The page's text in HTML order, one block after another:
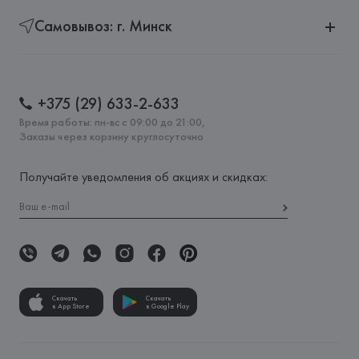
Самовывоз: г. Минск
+375 (29) 633-2-633
Время работы: пн-вс с 09:00 до 21:00,
Заказы через корзину круглосуточно
Получайте уведомления об акциях и скидках:
Скачать
в App Store
Скачать
в Google Play